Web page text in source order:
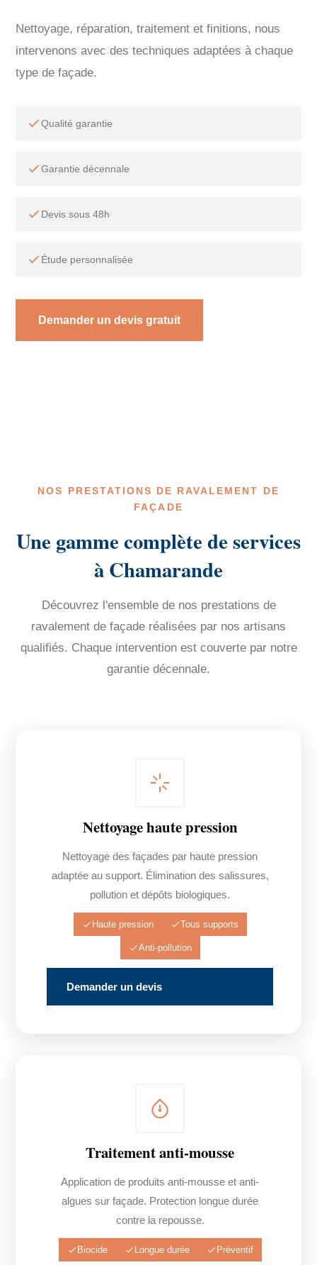
Nettoyage, réparation, traitement et finitions, nous
intervenons avec des techniques adaptées à chaque
type de façade.
Qualité garantie
Garantie décennale
Devis sous 48h
Étude personnalisée
Demander un devis gratuit
NOS PRESTATIONS DE RAVALEMENT DE
FAÇADE
Une gamme complète de services
à Chamarande
Découvrez l'ensemble de nos prestations de
ravalement de façade réalisées par nos artisans
qualifiés. Chaque intervention est couverte par notre
garantie décennale.
Nettoyage haute pression
Nettoyage des façades par haute pression
adaptée au support. Élimination des salissures,
pollution et dépôts biologiques.
Haute pression Tous supports
Anti-pollution
Demander un devis
Traitement anti-mousse
Application de produits anti-mousse et anti-
algues sur façade. Protection longue durée
contre la repousse.
Biocide Longue durée Préventif